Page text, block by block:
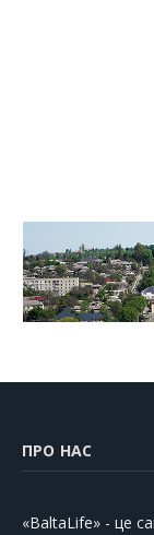
ПРО НАС
«BaltaLife» - це